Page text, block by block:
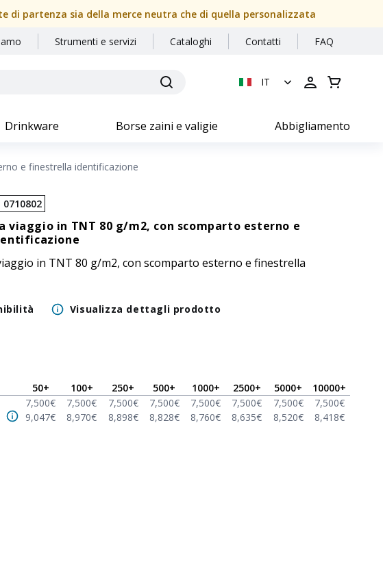
di partenza sia della merce neutra che di quella personalizzata
Strumenti e servizi Cataloghi Contatti FAQ
IT
Drinkware Borse zaini e valigie Abbigliamento
e finestrella identificazione
0710802
viaggio in TNT 80 g/m2, con scomparto esterno e
in TNT 80 g/m2, con scomparto esterno e finestrella
Visualizza dettagli prodotto
50+ 100+ 250+ 500+ 1000+ 2500+ 5000+ 10000+
7,500€ 7,500€ 7,500€ 7,500€ 7,500€ 7,500€ 7,500€ 7,500€
9,047€ 8,970€ 8,898€ 8,828€ 8,760€ 8,635€ 8,520€ 8,418€